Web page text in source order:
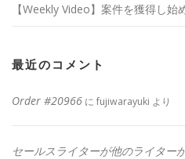
【Weekly Video】案件を獲得し始
最近のコメント
Order #20966 に fujiwarayuki より
セールスライターが他のライター